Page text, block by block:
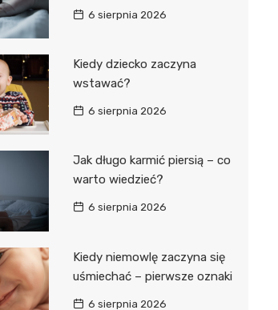
6 sierpnia 2026
Kiedy dziecko zaczyna
wstawać?
6 sierpnia 2026
Jak długo karmić piersią – co
warto wiedzieć?
6 sierpnia 2026
Kiedy niemowlę zaczyna się
uśmiechać – pierwsze oznaki
6 sierpnia 2026